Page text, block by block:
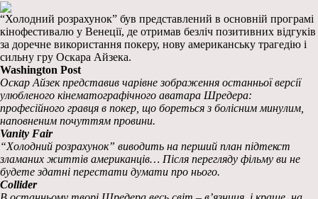
“Холодний розрахунок” був представлений в основній програмі
кінофестивалю у Венеції, де отримав безліч позитивних відгуків
за доречне використання покеру, нову американську трагедію і
сильну гру Оскара Айзека.
Washington Post
Оскар Айзек представив чарівне зображення останньої версії
улюбленого кінематографічного аватара Шредера:
професійного гравця в покер, що бореться з болісним минулим,
наповненим почуттям провини.
Vanity Fair
“Холодний розрахунок” виводить на перший план підтекст
зламаних життів американців… Після перегляду фільму ви не
будете здатні перестати думати про нього.
Collider